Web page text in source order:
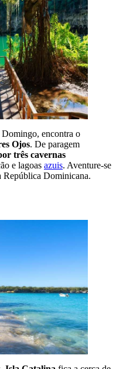
encontra o
Ojos. De paragem
três cavernas
e lagoas azuis. Aventure-se
República Dominicana.